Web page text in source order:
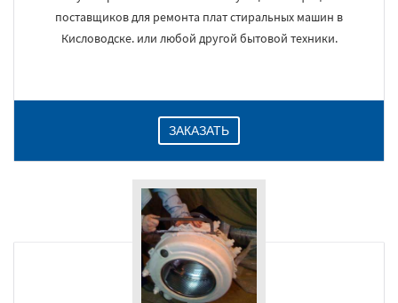
поставщиков для ремонта плат стиральных машин в
Кисловодске. или любой другой бытовой техники.
ЗАКАЗАТЬ